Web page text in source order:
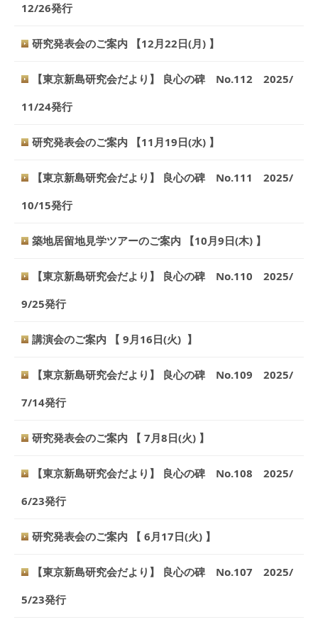
12/26発行
研究発表会のご案内 【12月22日(月) 】
【東京新島研究会だより】 良心の碑 No.112 2025/
11/24発行
研究発表会のご案内 【11月19日(水) 】
【東京新島研究会だより】 良心の碑 No.111 2025/
10/15発行
築地居留地見学ツアーのご案内 【10月9日(木) 】
【東京新島研究会だより】 良心の碑 No.110 2025/
9/25発行
講演会のご案内 【 9月16日(火) 】
【東京新島研究会だより】 良心の碑 No.109 2025/
7/14発行
研究発表会のご案内 【 7月8日(火) 】
【東京新島研究会だより】 良心の碑 No.108 2025/
6/23発行
研究発表会のご案内 【 6月17日(火) 】
【東京新島研究会だより】 良心の碑 No.107 2025/
5/23発行